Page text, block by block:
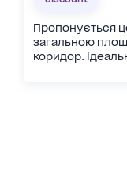
Пропонується
загальною
коридор.